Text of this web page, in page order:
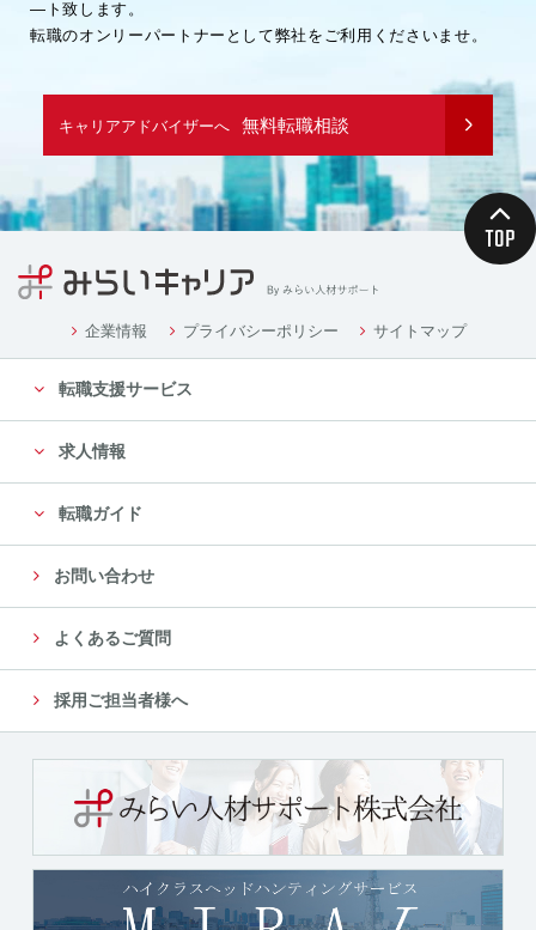
・企業様へ各種連絡を行うため
（４）募集や採用に応募頂く方の情報
（５）当社従業者の情報
・人事や労務、福利厚生などの業務連絡のため
４．個人情報の委託について
当社は、業務を円滑に進める等の理由から、業務の一
部を外部に委託する際に、個人情報を委託す
る場合があります。ただし、委託先に開示するお客様
の個人情報は、当該業務の委託に必要となる
最小限の個人情報のみとし、かつ使用範囲もその範囲
に限定します。
尚、委託先は、十分な個人情報の保護水準を満たして
いる委託先を選定し、安全管理が図られるよ
う、委託先に対する必要かつ適切な管理監督をいたし
ます。
５．個人情報の第三者への提供について
当社では、収集した個人情報を、以下のいずれかに該
当する場合を除き、いかなる第三者にも提供
または開示いたしません。
（１）法令に基づく場合
（２）人の生命、身体又は財産の保護のために必要が
ある場合であって、本人の同意を得ることが
困難であるとき
（３）公衆衛生の向上又は児童の健全な育成の推進の
ために特に必要がある場合であって、本人の
同意を得ることが困難であるとき
―ト致します。
転職のオンリーパートナーとして弊社をご利用くださいませ。
キャリアアドバイザーへ 無料転職相談
企業情報 プライバシーポリシー サイトマップ
転職支援サービス
求人情報
転職ガイド
お問い合わせ
よくあるご質問
採用ご担当者様へ